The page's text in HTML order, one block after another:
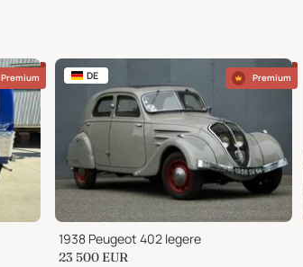
Premium DE Premium
1938 Peugeot 402 legere
23 500 EUR